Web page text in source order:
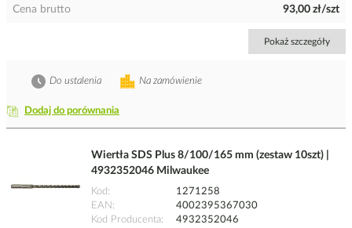
Cena brutto 93,00 zł/szt
Pokaż szczegóły
Dodaj do porównania
Na zamówienie
Do ustalenia
Wiertła SDS Plus 8/100/165 mm (zestaw 10szt) |
4932352046 Milwaukee
Kod
1271258
EAN
4002395367030
Kod Producenta
4932352046